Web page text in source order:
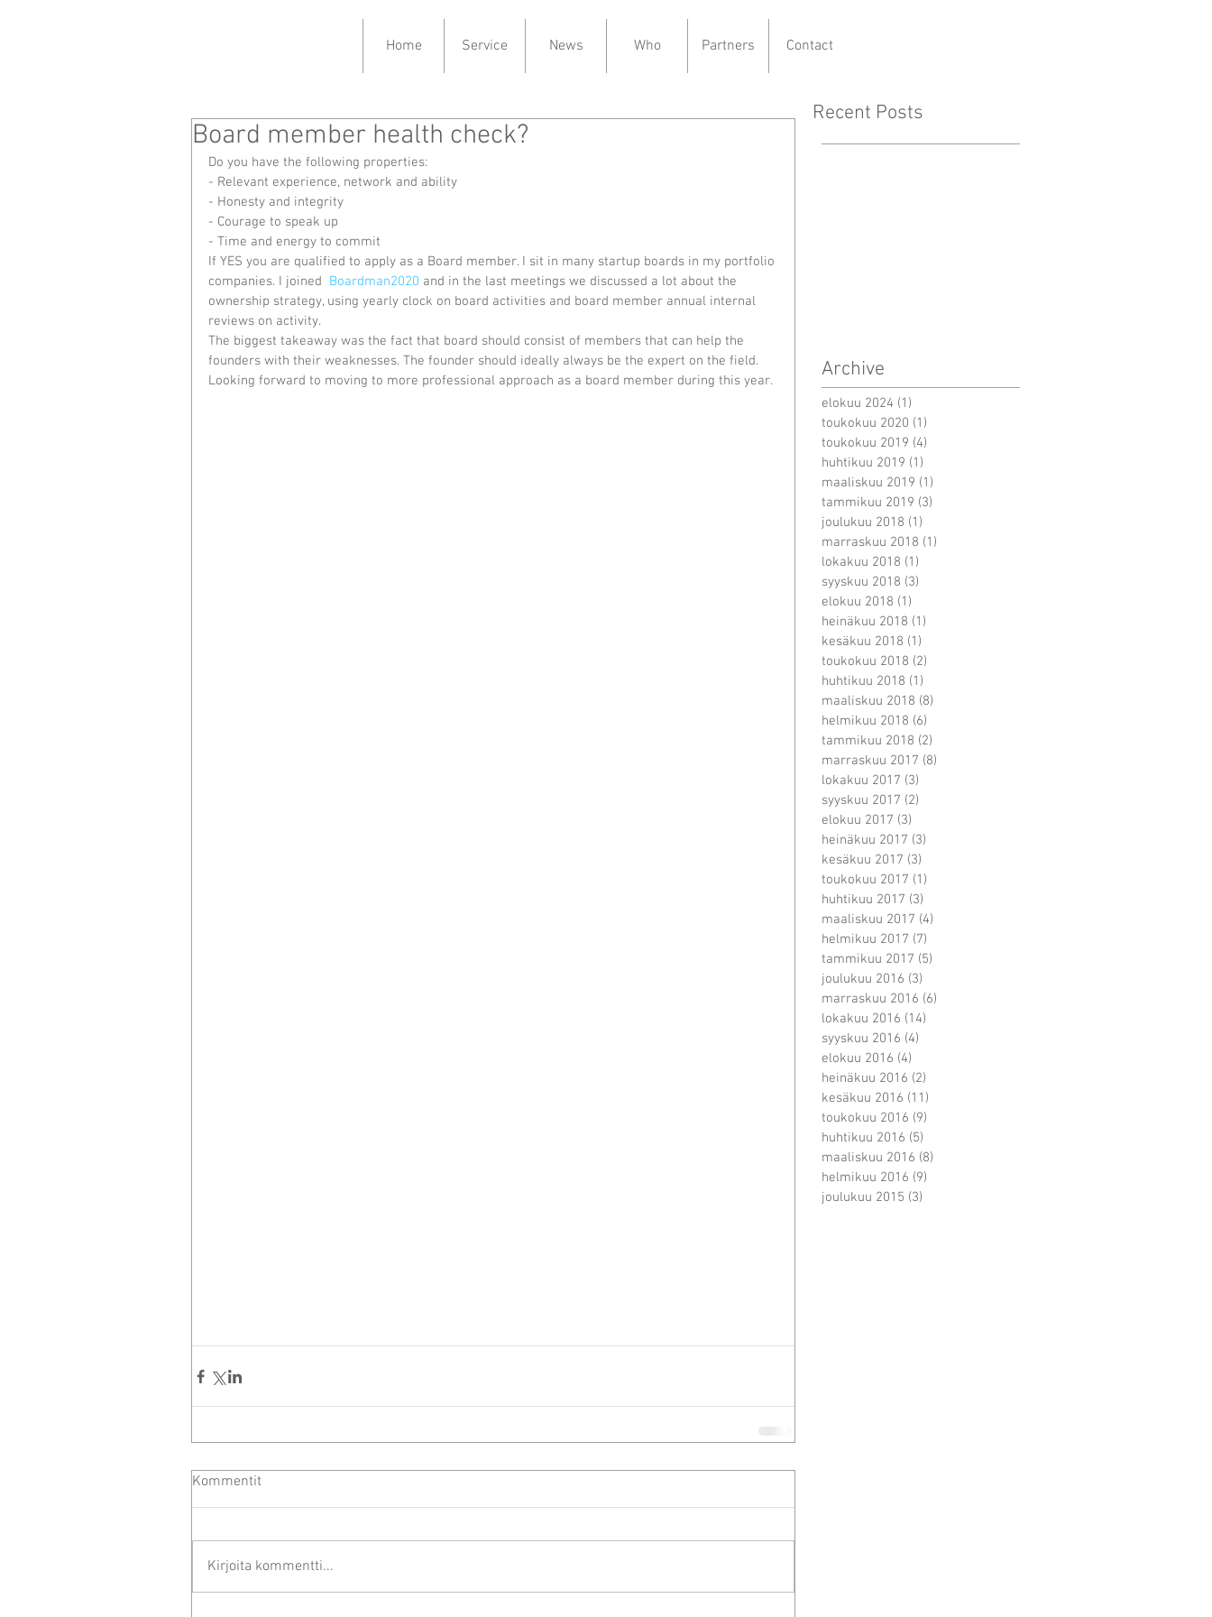
Home Service News Who Partners Contact
Board member health check?
Do you have the following properties:
- Relevant experience, network and ability
- Honesty and integrity
- Courage to speak up
- Time and energy to commit
If YES you are qualified to apply as a Board member. I sit in many startup boards in my portfolio
companies. I joined Boardman2020 and in the last meetings we discussed a lot about the
ownership strategy, using yearly clock on board activities and board member annual internal
reviews on activity.
The biggest takeaway was the fact that board should consist of members that can help the
founders with their weaknesses. The founder should ideally always be the expert on the field.
Looking forward to moving to more professional approach as a board member during this year.
Kommentit
Kirjoita kommentti...
Recent Posts
Archive
elokuu 2024 (1)
toukokuu 2020 (1)
toukokuu 2019 (4)
huhtikuu 2019 (1)
maaliskuu 2019 (1)
tammikuu 2019 (3)
joulukuu 2018 (1)
marraskuu 2018 (1)
lokakuu 2018 (1)
syyskuu 2018 (3)
elokuu 2018 (1)
heinäkuu 2018 (1)
kesäkuu 2018 (1)
toukokuu 2018 (2)
huhtikuu 2018 (1)
maaliskuu 2018 (8)
helmikuu 2018 (6)
tammikuu 2018 (2)
marraskuu 2017 (8)
lokakuu 2017 (3)
syyskuu 2017 (2)
elokuu 2017 (3)
heinäkuu 2017 (3)
kesäkuu 2017 (3)
toukokuu 2017 (1)
huhtikuu 2017 (3)
maaliskuu 2017 (4)
helmikuu 2017 (7)
tammikuu 2017 (5)
joulukuu 2016 (3)
marraskuu 2016 (6)
lokakuu 2016 (14)
syyskuu 2016 (4)
elokuu 2016 (4)
heinäkuu 2016 (2)
kesäkuu 2016 (11)
toukokuu 2016 (9)
huhtikuu 2016 (5)
maaliskuu 2016 (8)
helmikuu 2016 (9)
joulukuu 2015 (3)